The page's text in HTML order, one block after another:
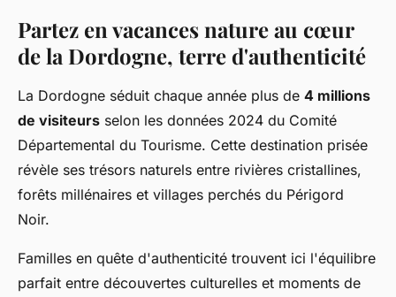
Partez en vacances nature au cœur
de la Dordogne, terre d'authenticité
La Dordogne séduit chaque année plus de 4 millions
de visiteurs selon les données 2024 du Comité
Départemental du Tourisme. Cette destination prisée
révèle ses trésors naturels entre rivières cristallines,
forêts millénaires et villages perchés du Périgord
Noir.
Familles en quête d'authenticité trouvent ici l'équilibre
parfait entre découvertes culturelles et moments de